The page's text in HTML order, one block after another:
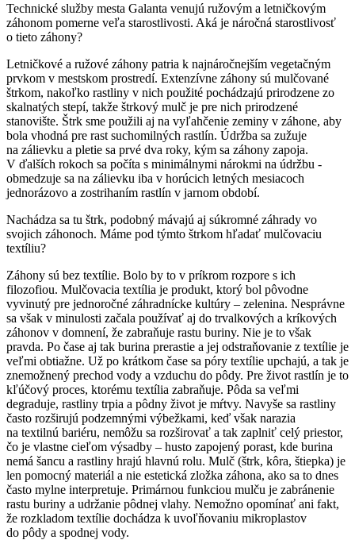
Technické služby mesta Galanta venujú ružovým a letničkovým
záhonom pomerne veľa starostlivosti. Aká je náročná starostlivosť
o tieto záhony?
Letničkové a ružové záhony patria k najnáročnejším vegetačným
prvkom v mestskom prostredí. Extenzívne záhony sú mulčované
štrkom, nakoľko rastliny v nich použité pochádzajú prirodzene zo
skalnatých stepí, takže štrkový mulč je pre nich prirodzené
stanovište. Štrk sme použili aj na vyľahčenie zeminy v záhone, aby
bola vhodná pre rast suchomilných rastlín. Údržba sa zužuje
na zálievku a pletie sa prvé dva roky, kým sa záhony zapoja.
V ďalších rokoch sa počíta s minimálnymi nárokmi na údržbu -
obmedzuje sa na zálievku iba v horúcich letných mesiacoch
jednorázovo a zostrihaním rastlín v jarnom období.
Nachádza sa tu štrk, podobný mávajú aj súkromné záhrady vo
svojich záhonoch. Máme pod týmto štrkom hľadať mulčovaciu
textíliu?
Záhony sú bez textílie. Bolo by to v príkrom rozpore s ich
filozofiou. Mulčovacia textília je produkt, ktorý bol pôvodne
vyvinutý pre jednoročné záhradnícke kultúry – zelenina. Nesprávne
sa však v minulosti začala používať aj do trvalkových a kríkových
záhonov v domnení, že zabraňuje rastu buriny. Nie je to však
pravda. Po čase aj tak burina prerastie a jej odstraňovanie z textílie je
veľmi obtiažne. Už po krátkom čase sa póry textílie upchajú, a tak je
znemožnený prechod vody a vzduchu do pôdy. Pre život rastlín je to
kľúčový proces, ktorému textília zabraňuje. Pôda sa veľmi
degraduje, rastliny trpia a pôdny život je mŕtvy. Navyše sa rastliny
často rozširujú podzemnými výbežkami, keď však narazia
na textilnú bariéru, nemôžu sa rozširovať a tak zaplniť celý priestor,
čo je vlastne cieľom výsadby – husto zapojený porast, kde burina
nemá šancu a rastliny hrajú hlavnú rolu. Mulč (štrk, kôra, štiepka) je
len pomocný materiál a nie estetická zložka záhona, ako sa to dnes
často mylne interpretuje. Primárnou funkciou mulču je zabránenie
rastu buriny a udržanie pôdnej vlahy. Nemožno opomínať ani fakt,
že rozkladom textílie dochádza k uvoľňovaniu mikroplastov
do pôdy a spodnej vody.